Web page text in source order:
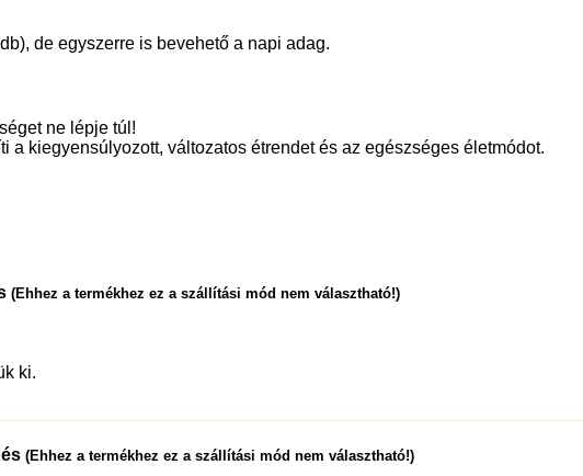
de egyszerre is bevehető a napi adag.
ne lépje túl!
a kiegyensúlyozott, változatos étrendet és az egészséges életmódot.
(Ehhez a termékhez ez a szállítási mód nem választható!)
ki.
(Ehhez a termékhez ez a szállítási mód nem választható!)